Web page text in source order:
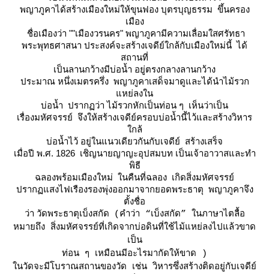
พญาภูคาได้สร้างเมืองใหม่ให้ขุนฟอง บุตรบุญธรรม ขึ้นครอง
เมือง
ชื่อเมืองว่า ""เมืองวรนคร" พญาภูคามีความเลื่อมใสศรัทธา
พระพุทธศาสนา ประสงค์จะสร้างเจดีย์ใกล้กับเมืองใหม่นี้ ได้
สถานที่
เป็นลานกว้างมีบ่อน้ำ อยู่ตรงกลางลานกว้าง
ประมาณ หนึ่งเมตรครึ่ง พญาภูคาเสด็จมาดูและได้นำไม้รวก
หย่ลงใน
บ่อน้ำ ปรากฏว่า ไม้รวกหักเป็นท่อน ๆ เห็นว่าเป็น
เรื่องมหัศจรรย์ จึงให้สร้างเจดีย์ครอบบ่อน้ำนี้ไว้และสร้างวิหาร
กล้
บ่อน้ำไว้ อยู่ในแนวเดียวกันกับเจดีย์ สร้างเสร็จ
เมื่อปี พ.ศ. 1826 เชิญนายญาญะอุปสมบท เป็นเจ้าอาวาสและทำ
พิธี
ฉลองพร้อมเมืองใหม่ ในคืนที่ฉลอง เกิดสิ่งมหัศจรรย์
ปรากฏแสงไฟเรืองรองพุ่งออกมาจากยอดพระธาตุ พญาภูคาจึง
ตั้งชื่อ
ว่า วัดพระธาตุเบ็งสกัด
(คำว่า “เบ็งสกัด” ในภาษาไตลื้อ
หมายถึง สิ่งมหัศจรรย์ที่เกิดจากบ่อดินที่ใช้ไม้แหย่ลงไปแล้วขาด
เป็น
ท่อน ๆ เหมือนมีอะไรมากัดให้ขาด )
นวัดจะมีโบราณสถานของวัด เช่น วิหารซึ่งสร้างติดอยู่กับเจดีย์